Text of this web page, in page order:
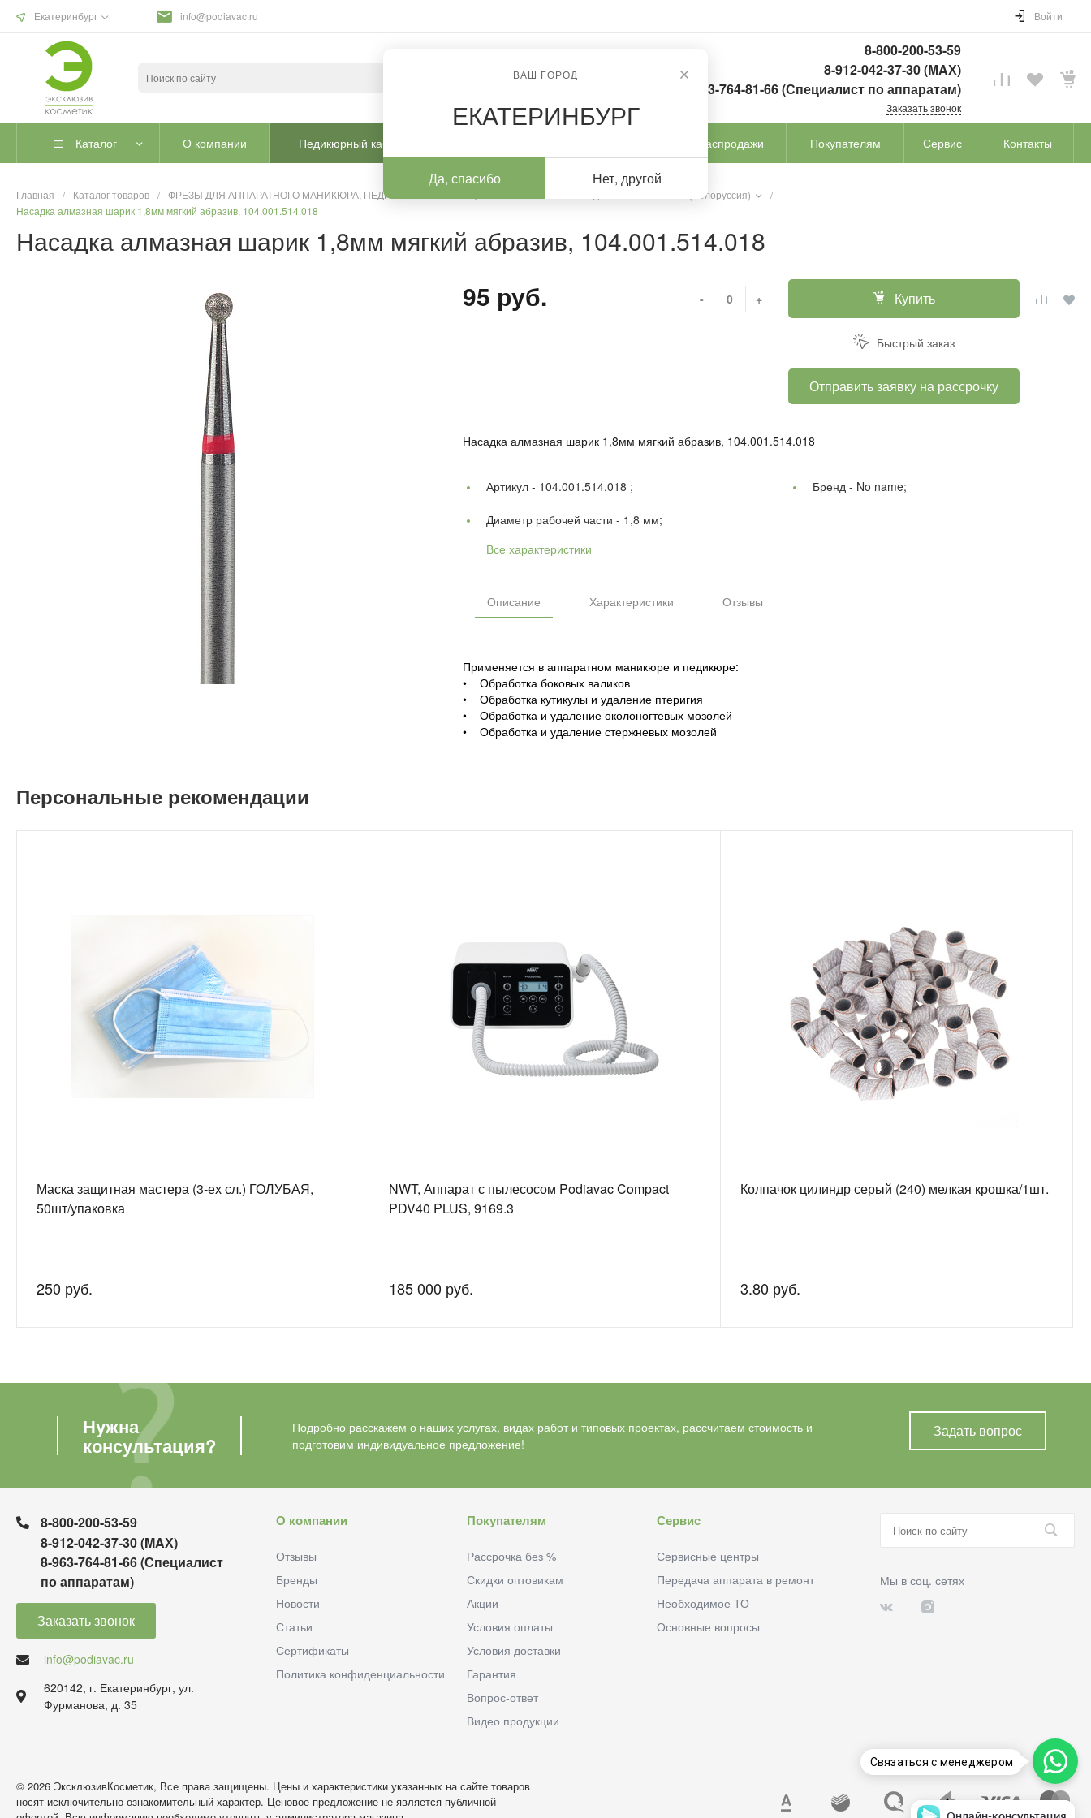
Екатеринбург
ВАШ ГОРОД
ЕКАТЕРИНБУРГ
Да, спасибо Нет, другой
info@podiavac.ru Войти
8-800-200-53-59
8-912-042-37-30 (MAХ)
8-963-764-81-66 (Специалист по аппаратам)
Заказать звонок
Каталог О компании Педикюрный кабинет Распродажи Покупателям Сервис Контакты
Главная / Каталог товаров / ФРЕЗЫ ДЛЯ АППАРАТНОГО МАНИКЮРА, ПЕДИКЮРА И КОРРЕКЦИИ Алмазные (Белоруссия)
/
Насадка алмазная шарик 1,8мм мягкий абразив, 104.001.514.018
Насадка алмазная шарик 1,8мм мягкий абразив, 104.001.514.018
95 руб.
- + Купить
Быстрый заказ
Отправить заявку на рассрочку
Насадка алмазная шарик 1,8мм мягкий абразив, 104.001.514.018
Артикул - 104.001.514.018 ; Бренд - No name;
Диаметр рабочей части - 1,8 мм;
Все характеристики
Описание Характеристики Отзывы
Применяется в аппаратном маникюре и педикюре:
• Обработка боковых валиков
• Обработка кутикулы и удаление птеригия
• Обработка и удаление околоногтевых мозолей
• Обработка и удаление стержневых мозолей
Персональные рекомендации
Маска защитная мастера (3-ех сл.) ГОЛУБАЯ,
50шт/упаковка
250 руб.
NWT, Аппарат с пылесосом Podiavac Compact
PDV40 PLUS, 9169.3
185 000 руб.
Колпачок цилиндр серый (240) мелкая крошка/1шт.
3.80 руб.
Нужна
консультация?
Подробно расскажем о наших услугах, видах работ и типовых проектах, рассчитаем стоимость и
подготовим индивидуальное предложение!
Задать вопрос
8-800-200-53-59
8-912-042-37-30 (MAХ)
8-963-764-81-66 (Специалист
по аппаратам)
Заказать звонок
info@podiavac.ru
620142, г. Екатеринбург, ул.
Фурманова, д. 35
О компании
Отзывы
Бренды
Новости
Статьи
Сертификаты
Политика конфиденциальности
Покупателям
Рассрочка без %
Скидки оптовикам
Акции
Условия оплаты
Условия доставки
Гарантия
Вопрос-ответ
Видео продукции
Сервис
Сервисные центры
Передача аппарата в ремонт
Необходимое ТО
Основные вопросы
Мы в соц. сетях
© 2026 ЭксклюзивКосметик, Все права защищены. Цены и характеристики указанных на сайте товаров
носят исключительно ознакомительный характер. Ценовое предложение не является публичной
Связаться с менеджером